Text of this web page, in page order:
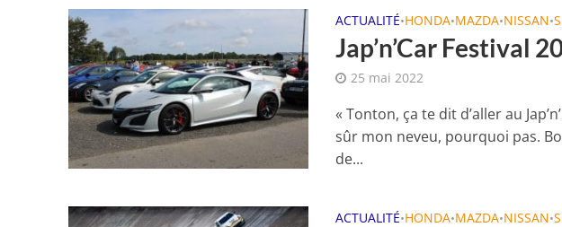
ACTUALITÉ•HONDA•MAZDA•NISSAN•
Jap’n’Car Festival
25 mai 2022
« Tonton, ça te dit d’aller au
sûr mon neveu, pourquoi pas.
de...
ACTUALITÉ•HONDA•MAZDA•NISSAN•